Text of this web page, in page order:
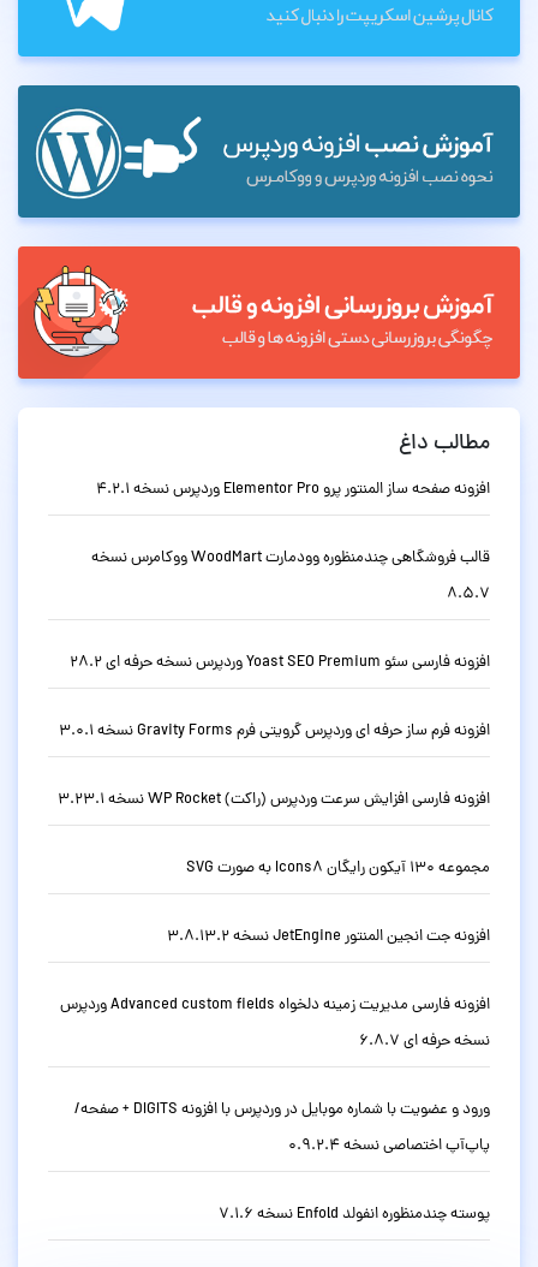
مطالب داغ
افزونه صفحه ساز المنتور پرو Elementor Pro وردپرس نسخه 4.2.1
قالب فروشگاهی چندمنظوره وودمارت WoodMart ووکامرس نسخه
8.5.7
افزونه فارسی سئو Yoast SEO Premium وردپرس نسخه حرفه ای 28.2
افزونه فرم ساز حرفه ای وردپرس گرویتی فرم Gravity Forms نسخه 3.0.1
افزونه فارسی افزایش سرعت وردپرس (راکت) WP Rocket نسخه 3.23.1
مجموعه 130 آیکون رایگان Icons8 به صورت SVG
افزونه جت انجین المنتور JetEngine نسخه 3.8.13.2
افزونه فارسی مدیریت زمینه دلخواه Advanced custom fields وردپرس
نسخه حرفه ای 6.8.7
ورود و عضویت با شماره موبایل در وردپرس با افزونه DIGITS + صفحه/
پاپ‌آپ اختصاصی نسخه 0.9.2.4
پوسته چندمنظوره انفولد Enfold نسخه 7.1.6